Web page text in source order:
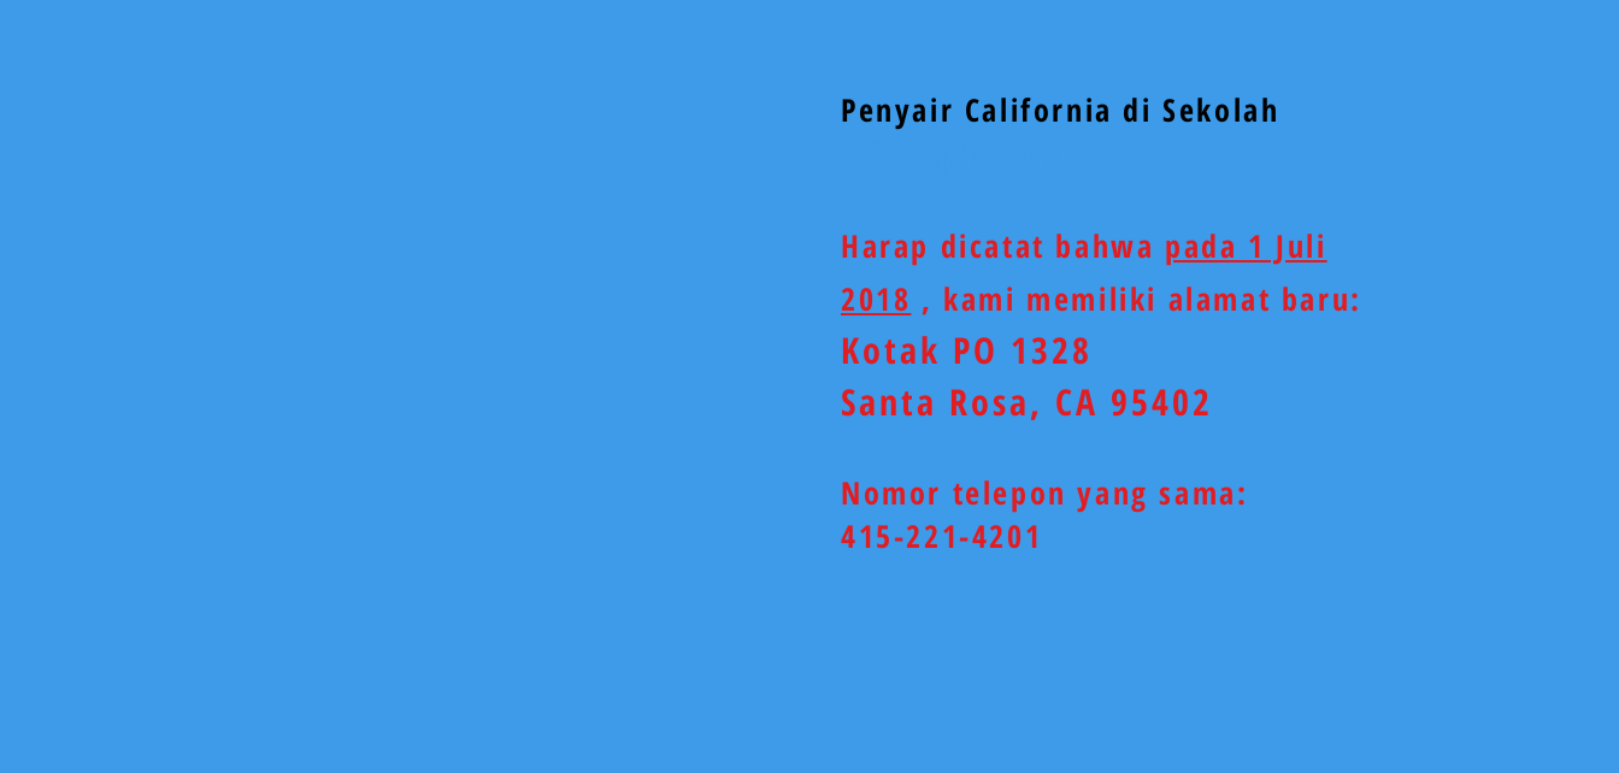
Penyair California di Sekolah
Harap dicatat bahwa pada 1 Juli
2018 , kami memiliki alamat baru:
Kotak PO 1328
Santa Rosa, CA 95402
Nomor telepon yang sama:
415-221-4201